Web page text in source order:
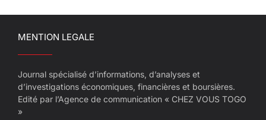
MENTION LEGALE
Journal spécialisé d’informations, d’analyses et
d’investigations économiques, financières et boursières.
Edité par l’Agence de communication « CHEZ VOUS TOGO
»